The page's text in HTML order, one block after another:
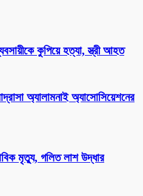
কুপিয়ে হত্যা, স্ত্রী আহত
অ্যালামনাই অ্যাসোসিয়েশনের
মৃত্যু, গলিত লাশ উদ্ধার